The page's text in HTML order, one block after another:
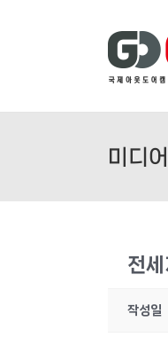
미디어
전
작성일